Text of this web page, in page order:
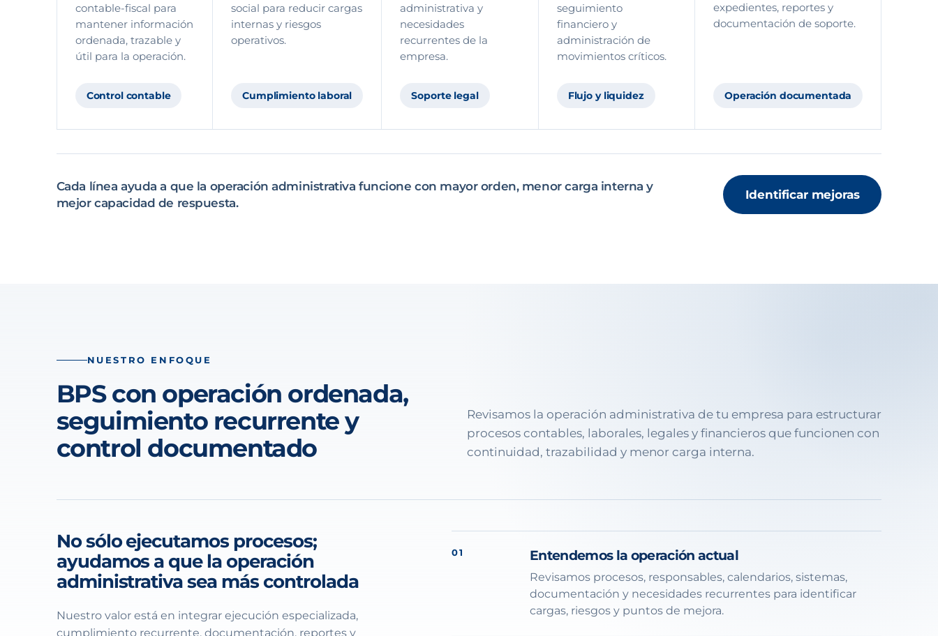
contable-fiscal para
mantener información
ordenada, trazable y
útil para la operación.
Control contable
social para reducir cargas
internas y riesgos
operativos.
Cumplimiento laboral
administrativa y
necesidades
recurrentes de la
empresa.
Soporte legal
seguimiento
financiero y
administración de
movimientos críticos.
Flujo y liquidez
expedientes, reportes y
documentación de soporte.
Operación documentada
Cada línea ayuda a que la operación administrativa funcione con mayor orden, menor carga interna y
mejor capacidad de respuesta.
Identificar mejoras
NUESTRO ENFOQUE
BPS con operación ordenada,
seguimiento recurrente y
control documentado
Revisamos la operación administrativa de tu empresa para estructurar
procesos contables, laborales, legales y financieros que funcionen con
continuidad, trazabilidad y menor carga interna.
No sólo ejecutamos procesos;
ayudamos a que la operación
administrativa sea más controlada
Nuestro valor está en integrar ejecución especializada,
cumplimiento recurrente, documentación, reportes y
01 Entendemos la operación actual
Revisamos procesos, responsables, calendarios, sistemas,
documentación y necesidades recurrentes para identificar
cargas, riesgos y puntos de mejora.